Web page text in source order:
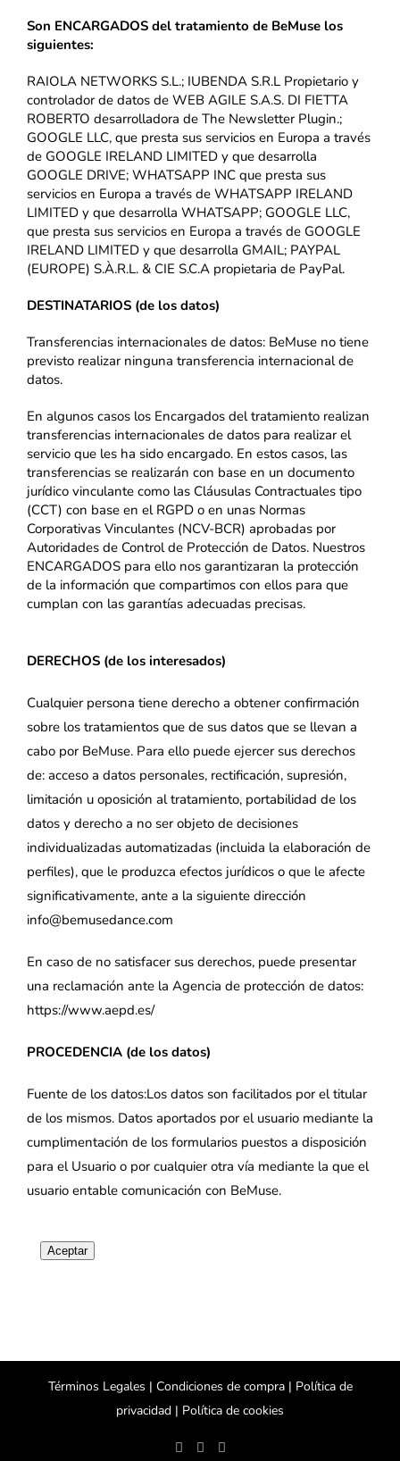
Son ENCARGADOS del tratamiento de BeMuse los
siguientes:
RAIOLA NETWORKS S.L.; IUBENDA S.R.L Propietario y
controlador de datos de WEB AGILE S.A.S. DI FIETTA
ROBERTO desarrolladora de The Newsletter Plugin.;
GOOGLE LLC, que presta sus servicios en Europa a través
de GOOGLE IRELAND LIMITED y que desarrolla
GOOGLE DRIVE; WHATSAPP INC que presta sus
servicios en Europa a través de WHATSAPP IRELAND
LIMITED y que desarrolla WHATSAPP; GOOGLE LLC,
que presta sus servicios en Europa a través de GOOGLE
IRELAND LIMITED y que desarrolla GMAIL; PAYPAL
(EUROPE) S.À.R.L. & CIE S.C.A propietaria de PayPal.
DESTINATARIOS (de los datos)
Transferencias internacionales de datos: BeMuse no tiene
previsto realizar ninguna transferencia internacional de
datos.
En algunos casos los Encargados del tratamiento realizan
transferencias internacionales de datos para realizar el
servicio que les ha sido encargado. En estos casos, las
transferencias se realizarán con base en un documento
jurídico vinculante como las Cláusulas Contractuales tipo
(CCT) con base en el RGPD o en unas Normas
Corporativas Vinculantes (NCV-BCR) aprobadas por
Autoridades de Control de Protección de Datos. Nuestros
ENCARGADOS para ello nos garantizaran la protección
de la información que compartimos con ellos para que
cumplan con las garantías adecuadas precisas.
DERECHOS (de los interesados)
Cualquier persona tiene derecho a obtener confirmación
sobre los tratamientos que de sus datos que se llevan a
cabo por BeMuse. Para ello puede ejercer sus derechos
de: acceso a datos personales, rectificación, supresión,
limitación u oposición al tratamiento, portabilidad de los
datos y derecho a no ser objeto de decisiones
individualizadas automatizadas (incluida la elaboración de
perfiles), que le produzca efectos jurídicos o que le afecte
significativamente, ante a la siguiente dirección
info@bemusedance.com
En caso de no satisfacer sus derechos, puede presentar
una reclamación ante la Agencia de protección de datos:
https://www.aepd.es/
PROCEDENCIA (de los datos)
Fuente de los datos:Los datos son facilitados por el titular
de los mismos. Datos aportados por el usuario mediante la
cumplimentación de los formularios puestos a disposición
para el Usuario o por cualquier otra vía mediante la que el
usuario entable comunicación con BeMuse.
Aceptar
Términos Legales | Condiciones de compra | Política de
privacidad | Política de cookies